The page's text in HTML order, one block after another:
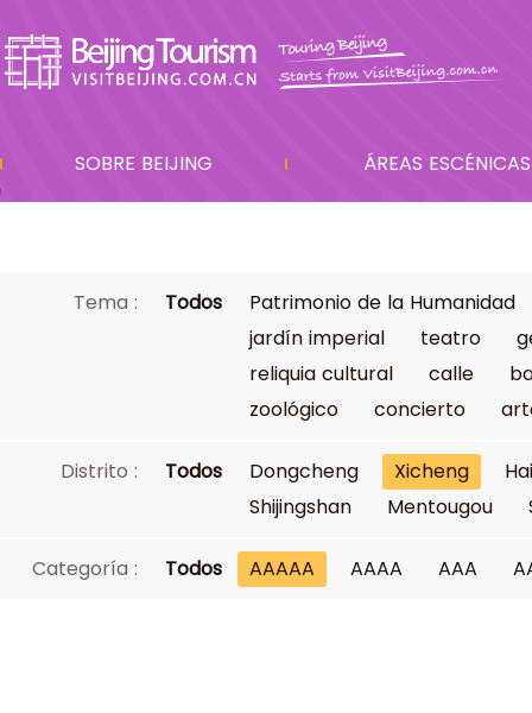
SOBRE BEIJING ÁREAS ESCÉNICAS
Tema : Todos
Patrimonio de la Humanidad
jardín imperial
teatro
reliquia cultural
calle
zoológico
concierto
Distrito : Todos Dongcheng Xicheng
Shijingshan
Mentougou
Categoría : Todos AAAAA AAAA AAA